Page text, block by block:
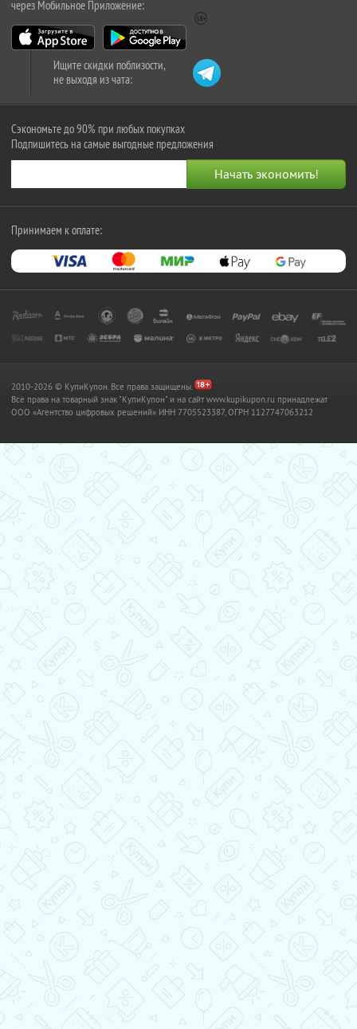
через Мобильное Приложение:
Ищите скидки поблизости,
не выходя из чата:
Сэкономьте до 90% при любых покупках
Подпишитесь на самые выгодные предложения
Принимаем к оплате:
2010-2026 © КупиКупон. Все права защищены.
Все права на товарный знак "КупиКупон" и на сайт www.kupikupon.ru принадлежат
OOO «Агентство цифровых решений» ИНН 7705523387, ОГРН 1127747063212